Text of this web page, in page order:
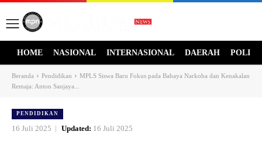
HOME NASIONAL INTERNASIONAL DAERAH
Beranda Pendidikan
MPLS Siswa Baru Fokus pada Bahaya Narkoba dan Kenakalan
Remaja: Anton Sanjaya...
PENDIDIKAN
16 Juli 2025 Updated: 16 Juli 2025